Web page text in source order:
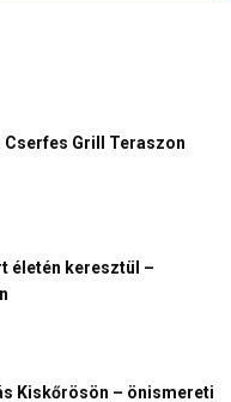
Cserfes Grill Teraszon
életén keresztül –
Kiskőrösön – önismereti